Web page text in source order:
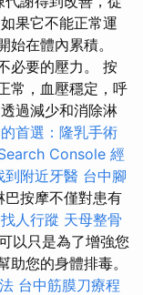
果它不能正常運
在體內累積。
必要的壓力。 按
常，血壓穩定，呼
過減少和消除淋
首選：隆乳手術
Console 經
到附近牙醫 台中腳
巴按摩不僅對患有
人行蹤 天母整骨
以只是為了增強您
您的身體排毒。
台中筋膜刀療程